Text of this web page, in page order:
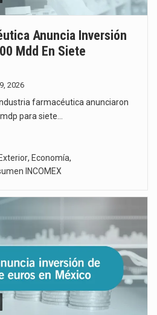
Anuncia Inversión
Mdd En Siete
2026
farmacéutica anunciaron
para siete…
, Economía,
INCOMEX